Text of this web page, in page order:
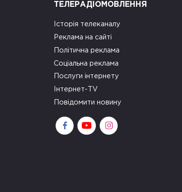
ТЕЛЕРАДІОМОВЛЕННЯ
Історія телеканалу
Реклама на сайті
Політична реклама
Соціальна реклама
Послуги інтернету
Інтернет-TV
Повідомити новину